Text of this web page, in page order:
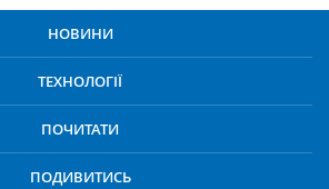
НОВИНИ
ТЕХНОЛОГІЇ
ПОЧИТАТИ
ПОДИВИТИСЬ